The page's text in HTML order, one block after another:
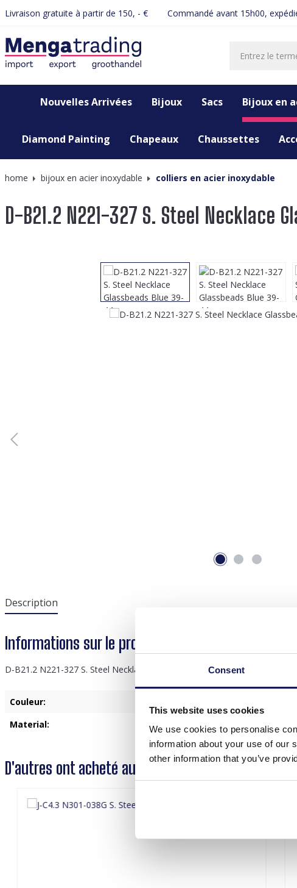
Consent
This website uses cookies
We use cookies to personalise
information about your use of our
other information that you’ve
Passer à la navigation principale
Livraison gratuite à partir de 150, - € Commandé avant 15h00,
Nouvelles Arrivées Bijoux Sacs Bijoux en
Diamond Painting Chapeaux Chaussettes
home bijoux en acier inoxydable colliers en acier inoxydable
D-B21.2 N221-327 S. Steel Necklace
Ignorer la galerie d'images
Description
Informations sur le produit "D-B21.2 N221-327 S.
D-B21.2 N221-327 S. Steel Necklace Glassbeads Blue 39-44cm
Couleur:
Material:
Verre
D'autres ont acheté aussi